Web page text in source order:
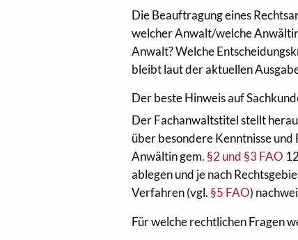
Die Beauftragung eines
welcher Anwalt/welche
Anwalt? Welche
bleibt laut der aktuellen
Der beste Hinweis auf
Der Fachanwaltstitel stellt
über besondere Kenntnisse
Anwältin gem. §2 und §3 FAO
ablegen und je nach
Verfahren (vgl. §5 FAO)
Für welche rechtlichen Fragen